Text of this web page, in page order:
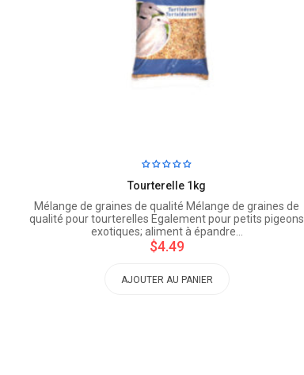
Tourterelle 1kg
Mélange de graines de qualité Mélange de graines de
qualité pour tourterelles Egalement pour petits pigeons
exotiques; aliment à épandre…
$4.49
AJOUTER AU PANIER